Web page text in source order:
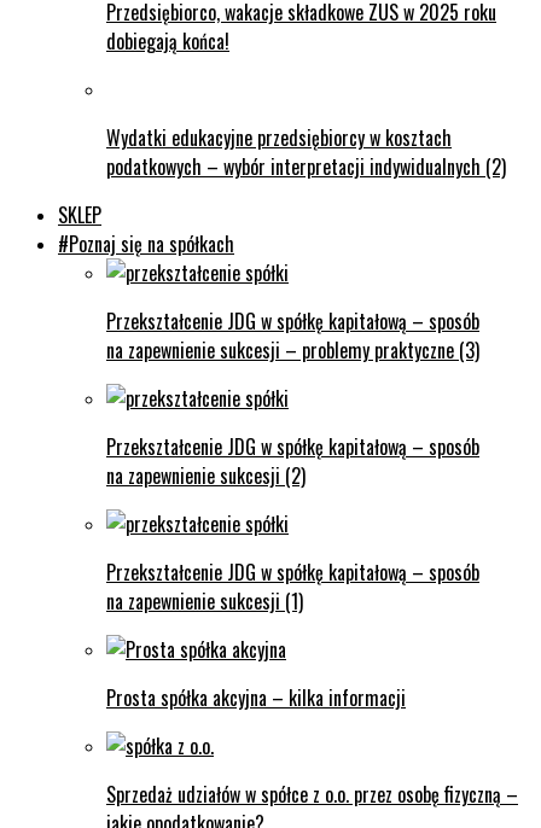
Przedsiębiorco, wakacje składkowe ZUS w 2025 roku
dobiegają końca!
Wydatki edukacyjne przedsiębiorcy w kosztach
podatkowych – wybór interpretacji indywidualnych (2)
SKLEP
#Poznaj się na spółkach
Przekształcenie JDG w spółkę kapitałową – sposób
na zapewnienie sukcesji – problemy praktyczne (3)
Przekształcenie JDG w spółkę kapitałową – sposób
na zapewnienie sukcesji (2)
Przekształcenie JDG w spółkę kapitałową – sposób
na zapewnienie sukcesji (1)
Prosta spółka akcyjna – kilka informacji
Sprzedaż udziałów w spółce z o.o. przez osobę fizyczną –